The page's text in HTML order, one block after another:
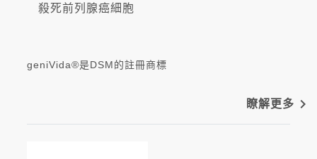
殺死前列腺癌細胞
geniVida®是DSM的註冊商標
瞭解更多 navigate_next